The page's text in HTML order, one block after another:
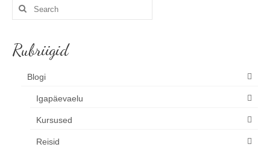
Search
Rubriigid
Blogi
Igapäevaelu
Kursused
Reisid